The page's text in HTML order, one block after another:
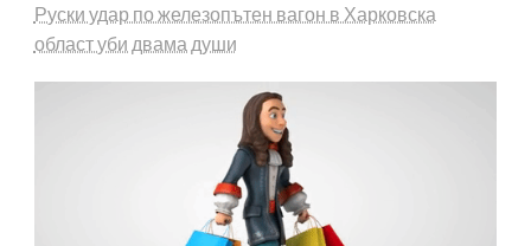
Руски удар по железопътен вагон в Харковска
област уби двама души